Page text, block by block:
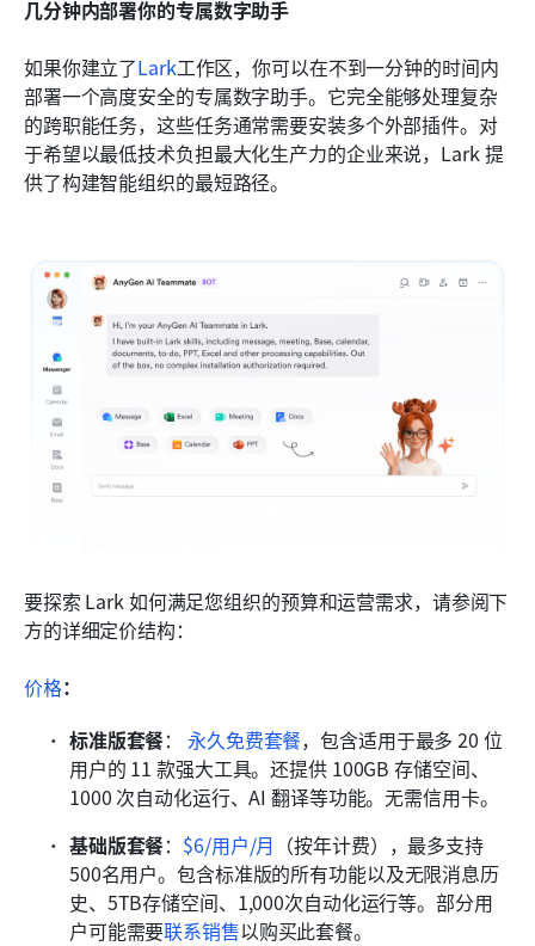
几分钟内部署你的专属数字助手
如果你建立了Lark工作区，你可以在不到一分钟的时间内
部署一个高度安全的专属数字助手。它完全能够处理复杂
的跨职能任务，这些任务通常需要安装多个外部插件。对
于希望以最低技术负担最大化生产力的企业来说，Lark 提
供了构建智能组织的最短路径。
要探索 Lark 如何满足您组织的预算和运营需求，请参阅下
方的详细定价结构：
价格：
标准版套餐： 永久免费套餐，包含适用于最多 20 位
用户的 11 款强大工具。还提供 100GB 存储空间、
1000 次自动化运行、AI 翻译等功能。无需信用卡。
基础版套餐： $6/用户/月 （按年计费），最多支持
500名用户。包含标准版的所有功能以及无限消息历
史、5TB存储空间、1,000次自动化运行等。部分用
户可能需要联系销售以购买此套餐。